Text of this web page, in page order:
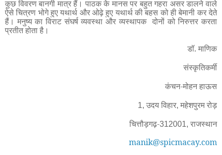
कुछ विवरण बानगी मात्र हैं। पाठक के मानस पर बहुत गहरा असर डालने वाले
ऐसे चित्रण भोगे हुए यथार्थ और ओढ़े हुए यथार्थ की बहस को ही बेमानी कर देते
हैं । मनुष्य का विराट संघर्ष व्यवस्था और व्यस्थापक दोनों को निरुत्तर करता
प्रतीत होता है।
डॉ. माणिक
संस्कृतिकर्मी
कंचन-मोहन हाऊस
1, उदय विहार, महेशपुरम रोड़
चित्तौड़गढ़-312001, राजस्थान
manik@spicmacay.com